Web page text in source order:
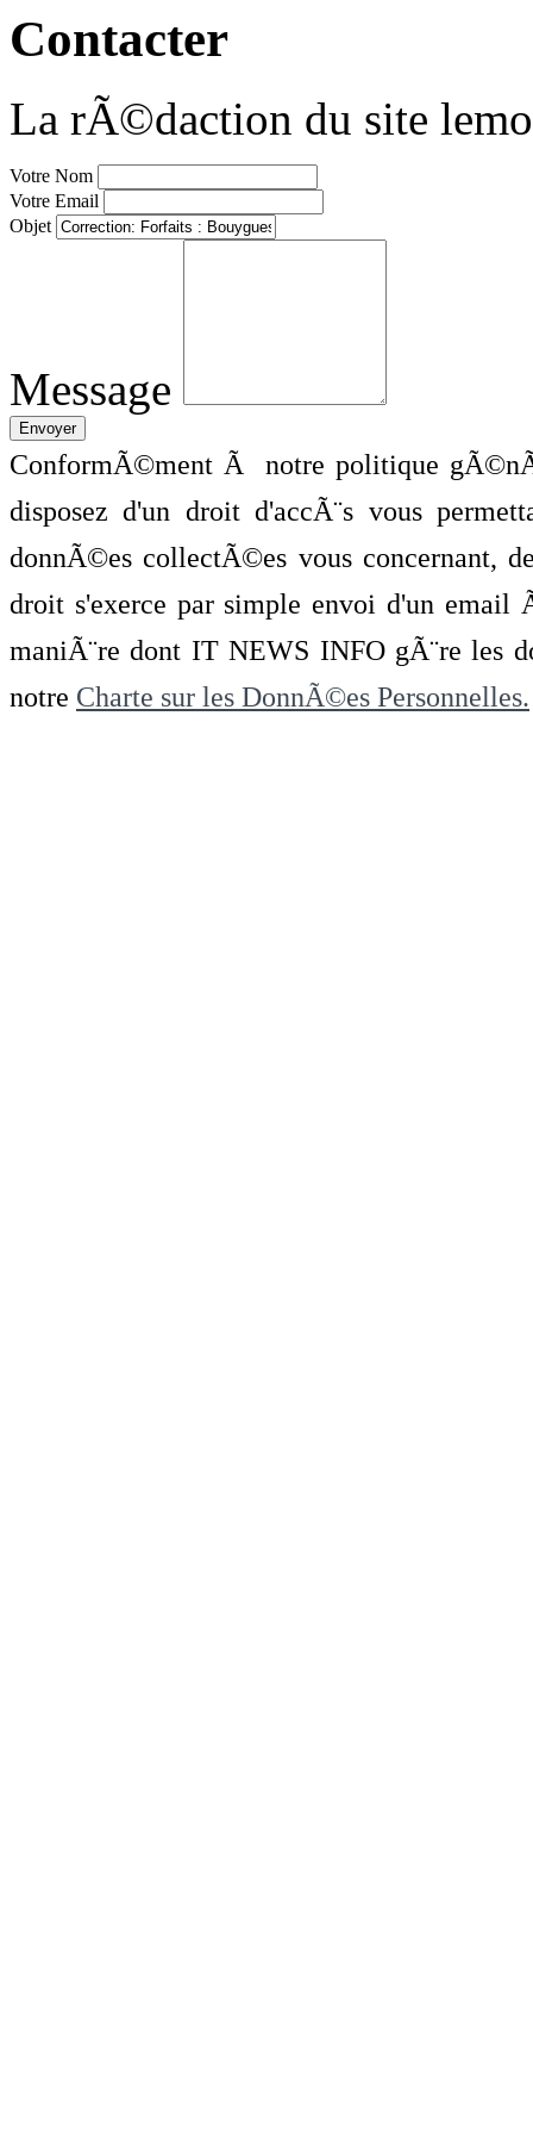
Contacter
La rÃ©daction du site
Votre Nom
Votre Email
Objet
Message
ConformÃ©ment Ã notre politique
disposez d'un droit d'accÃ¨s vous
donnÃ©es collectÃ©es vous concernant,
droit s'exerce par simple envoi d'un
maniÃ¨re dont IT NEWS INFO gÃ¨re les
notre Charte sur les DonnÃ©es Personnelles.